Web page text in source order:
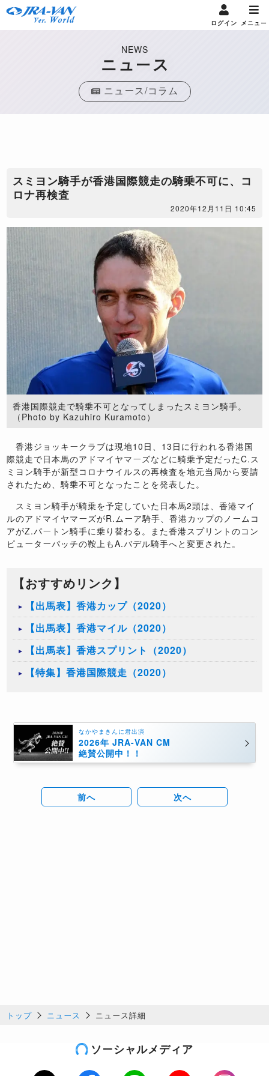
ログイン メニュー
NEWS
ニュース
ニュース/コラム
​スミヨン騎手が香港国際競走の騎乗不可に、コ
ロナ再検査
2020年12月11日 10:45
香港国際競走で騎乗不可となってしまったスミヨン騎手。
（Photo by Kazuhiro Kuramoto）
香港ジョッキークラブは現地10日、13日に行われる香港国
際競走で日本馬のアドマイヤマーズなどに騎乗予定だったC.ス
ミヨン騎手が新型コロナウイルスの再検査を地元当局から要請
されたため、騎乗不可となったことを発表した。
スミヨン騎手が騎乗を予定していた日本馬2頭は、香港マイ
ルのアドマイヤマーズがR.ムーア騎手、香港カップのノームコ
アがZ.パートン騎手に乗り替わる。また香港スプリントのコン
ピューターパッチの鞍上もA.バデル騎手へと変更された。
【おすすめリンク】
【出馬表】香港カップ（2020）
【出馬表】香港マイル（2020）
【出馬表】香港スプリント（2020）
【特集】香港国際競走（2020）
なかやまきんに君出演
2026年 JRA-VAN CM
絶賛公開中！！
前へ 次へ
トップ ニュース ニュース詳細
ソーシャルメディア